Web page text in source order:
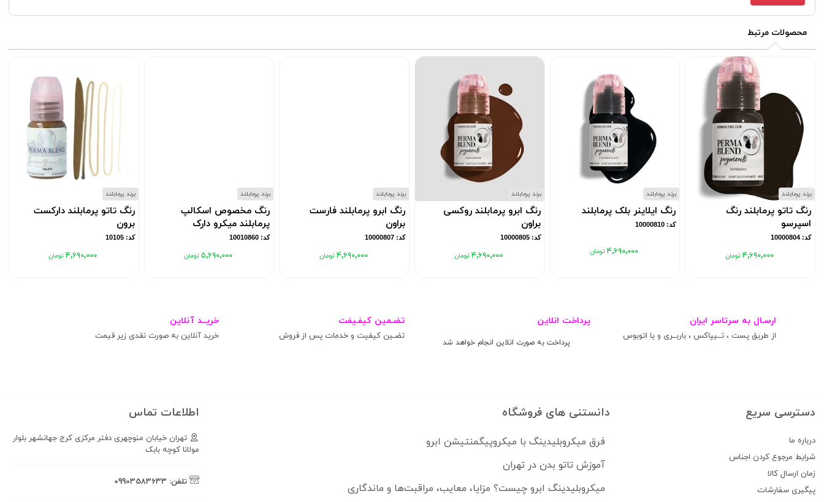
محصولات مرتبط
برند پرمابلند
رنگ تاتو پرمابلند رنگ
اسپرسو
کد: 10000804
۴٬۶۹۰٬۰۰۰
برند پرمابلند
رنگ ایلاینر بلک پرمابلند
کد: 10000810
۴٬۶۹۰٬۰۰۰
برند پرمابلند
رنگ ابرو پرمابلند روکسی
براون
کد: 10000805
۴٬۶۹۰٬۰۰۰
برند پرمابلند
رنگ ابرو پرمابلند فارست
براون
کد: 10000807
۴٬۶۹۰٬۰۰۰
برند پرمابلند
رنگ مخصوص اسکالپ
پرمابلند میکرو دارک
کد: 10010860
۵٬۶۹۰٬۰۰۰
برند پرمابلند
رنگ تاتو پرمابلند دارکست
برون
کد: 10105
۴٬۶۹۰٬۰۰۰
ارسـال به سرتاسر ایران
از طریق پست ، تــیپاکس ، باربــری و یا اتوبوس
پرداخت انلاین
پرداخت به صورت انلاین انجام خواهد شد
تضـمین کیفـیفت
تضـین کیفیت و خدمات پس از فروش
خریــد آنلاین
خرید آنلاین به صورت نقدی زیر قیمت
دسترسی سریع
درباره ما
شرایط مرجوع کردن اجناس
زمان ارسال کالا
پیگیری سفارشات
دانستنی های فروشگاه
فرق میکروبلیدینگ با میکروپیگمنتیشن ابرو
آموزش تاتو بدن در تهران
میکروبلیدینگ ابرو چیست؟ مزایا، معایب، مراقبت‌ها و ماندگاری
اطلاعات تماس
تهران خیابان منوچهری دفتر مرکزی کرج جهانشهر بلوار
مولانا کوچه بابک
تلفن: 09903583633